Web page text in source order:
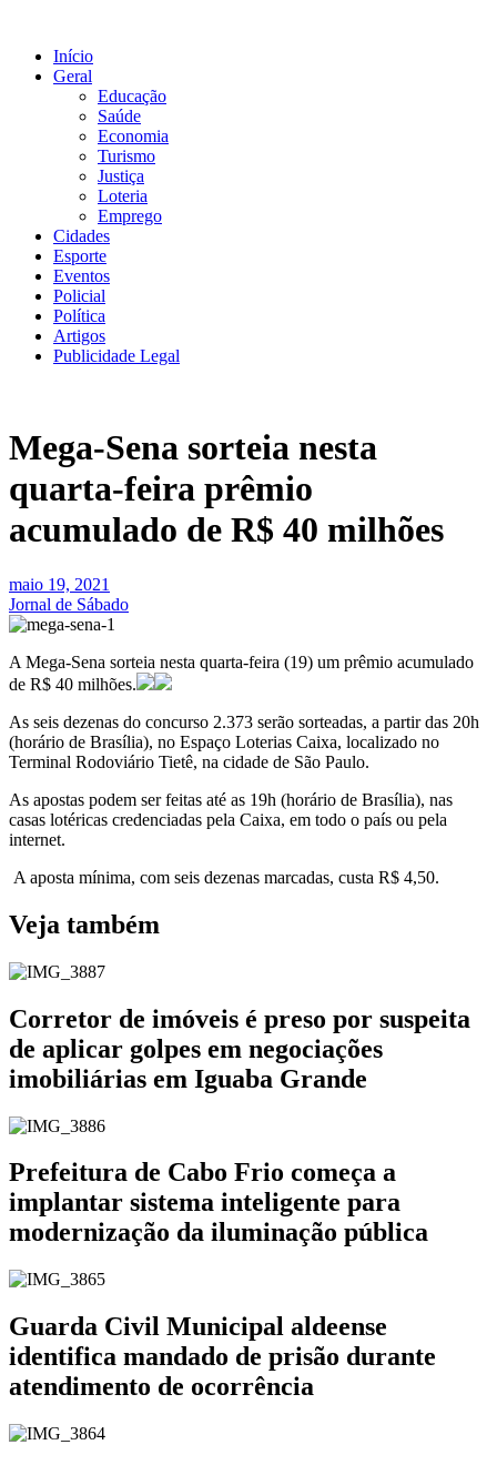
conteúdo
Início
Geral
Educação
Saúde
Economia
Turismo
Justiça
Loteria
Emprego
Cidades
Esporte
Eventos
Policial
Política
Artigos
Publicidade Legal
Mega-Sena sorteia nesta
quarta-feira prêmio
acumulado de R$ 40 milhões
maio 19, 2021
Jornal de Sábado
A Mega-Sena sorteia nesta quarta-feira (19) um prêmio acumulado
de R$ 40 milhões.
As seis dezenas do concurso 2.373 serão sorteadas, a partir das 20h
(horário de Brasília), no Espaço Loterias Caixa, localizado no
Terminal Rodoviário Tietê, na cidade de São Paulo.
As apostas podem ser feitas até as 19h (horário de Brasília), nas
casas lotéricas credenciadas pela Caixa, em todo o país ou pela
internet.
A aposta mínima, com seis dezenas marcadas, custa R$ 4,50.
Veja também
Corretor de imóveis é preso por suspeita
de aplicar golpes em negociações
imobiliárias em Iguaba Grande
Prefeitura de Cabo Frio começa a
implantar sistema inteligente para
modernização da iluminação pública
Guarda Civil Municipal aldeense
identifica mandado de prisão durante
atendimento de ocorrência